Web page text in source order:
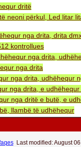
dritë
neoni përkul, Led litar
nga drita, drita
kontrollues
nga drita,
nga drita
nga drita, udhëhequr
nga drita, e
nga dritë e butë, e
llambë të udhëhequr
Last modified: August